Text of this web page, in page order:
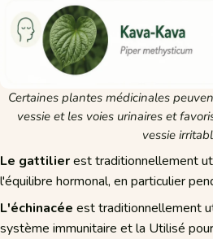
Certaines plantes médicinales
vessie et les voies urinaires et
vessie
Le gattilierest traditionnellement
l'équilibre hormonal, en particulier
L'échinacée est traditionnellement
système immunitaire et la Utilisé